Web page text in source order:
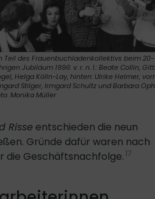
Teil des Frauenbuchladenkollektivs beim 20-
Jubiläum 1996: v. r. n. l.: Beate Collin,
Helga Kölln-Lay, hinten: Ulrike Helmer,
Stilger, Irmgard Schultz und Barbara
Monika Müller
Risse entschieden die neun
Gründe dafür waren nach
die Geschäftsnachfolge. 17